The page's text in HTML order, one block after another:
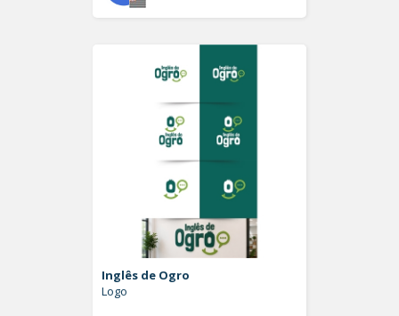
Inglês de Ogro
Logo